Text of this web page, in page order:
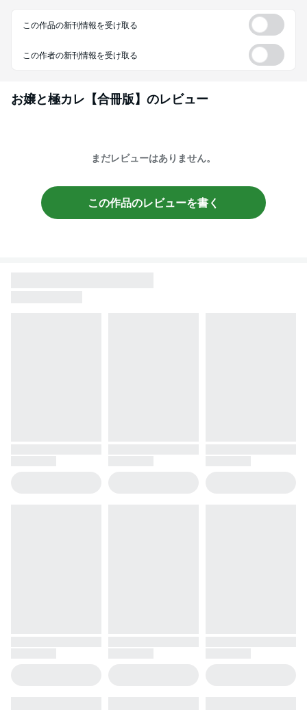
この作品の新刊情報を受け取る
この作者の新刊情報を受け取る
お嬢と極カレ【合冊版】 のレビュー
まだレビューはありません。
この作品のレビューを書く